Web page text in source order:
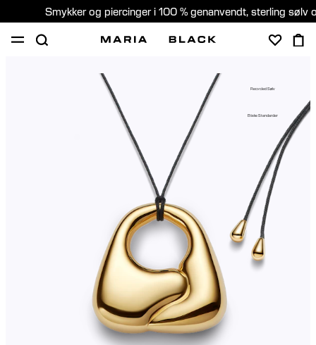
Smykker og piercinger i 100 % genanvendt, sterling sølv
GAVER OM
PIERCING KONSULTATION
Recycled Sølv
Etiske Standarder